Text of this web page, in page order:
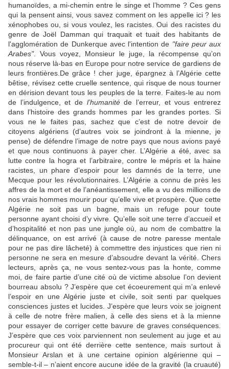
humanoïdes, a mi-chemin entre le singe et l’homme ? Ces gens
qui la pensent ainsi, vous savez comment on les appelle ici ? les
xénophobes ou, si vous voulez, les racistes. Oui des racistes du
genre de Joël Damman qui traquait et tuait des habitants de
l'agglomération de Dunkerque avec l'intention de "faire peur aux
Arabes". Vous voyez, Monsieur le juge, la récompense qu’on
nous réserve là-bas en Europe pour notre service de gardiens de
leurs frontières.De grâce ! cher juge, épargnez à l’Algérie cette
bêtise, révisez cette cruelle sentence, qui risque de nous tourner
en dérision devant tous les peuples de la terre. Faites-le au nom
de l’indulgence, et de l’humanitéde l’erreur, et vous entrerez
dans l’histoire des grands hommes par les grandes portes. Si
vous ne le faites pas, sachez que c’est de notre devoir de
citoyens algériens (d’autres voix se joindront à la mienne, je
pense) de défendre l’image de notre pays que nous avions payé
et que nous continuons à payer cher. L’Algérie a été, avec sa
lutte contre la hogra et l’arbitraire, contre le mépris et la haine
racistes, un phare d’espoir pour les damnés de la terre, une
Mecque pour les révolutionnaires. L’Algérie a connu de près les
affres de la mort et de l’anéantissement, elle a vu des millions de
nos vrais hommes mourir pour qu’elle vive et prospère. Que cette
Algérie ne soit pas un bagne, mais un refuge pour toute
personne ayant choisi d’y vivre. Qu’elle soit une terre d’accueil et
d’hospitalité et non pas une jungle où, au nom de combattre la
délinquance, on est arrivé (à cause de notre paresse mentale
pour ne pas dire lâcheté) à commettre des injustices que rien ni
personne ne sera en mesure d’absoudre devant la vérité. Chers
lecteurs, après ça, ne vous sentez-vous pas la honte, comme
moi, de faire partie d’une cité où de victime absolue l’on devient
bourreau absolu ? J’espère que cet écoeurement qui m’a enlevé
l’espoir en une Algérie juste et civile, soit senti par quelques
consciences justes et lucides. J’espère que leurs voix se joignent
à celle de notre frère malien, à celle des siens et à la mienne
pour essayer de corriger cette bavure de graves conséquences.
J’espère que ces voix parviennent non seulement au juge et au
procureur qui ont été derrière cette sentence, mais surtout à
Monsieur Arslan et à une certaine opinion algérienne qui –
semble-t-il – n’aient encore aucune idée de la gravité (la cruauté)